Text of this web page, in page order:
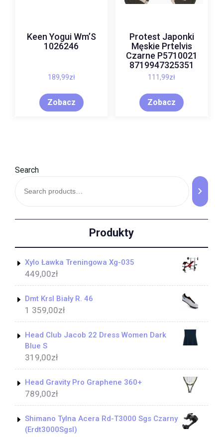
Keen Yogui Wm’S
1026246
189,99zł
Zobacz
Protest Japonki
Męskie Prtelvis
Czarne P5710021
8719947325351
111,99zł
Zobacz
Search
Produkty
Xylo Ławka Treningowa Xg-035
449,00zł
Dmt Krsl Biały R. 46
1 359,00zł
Head Club Jacob 22 Dress Women Dark
Blue S
319,00zł
Head Gravity Pro Graphene 360+
789,00zł
Shimano Tylna Acera Rd-T3000 Sgs Czarny
(Erdt3000Sgsl)